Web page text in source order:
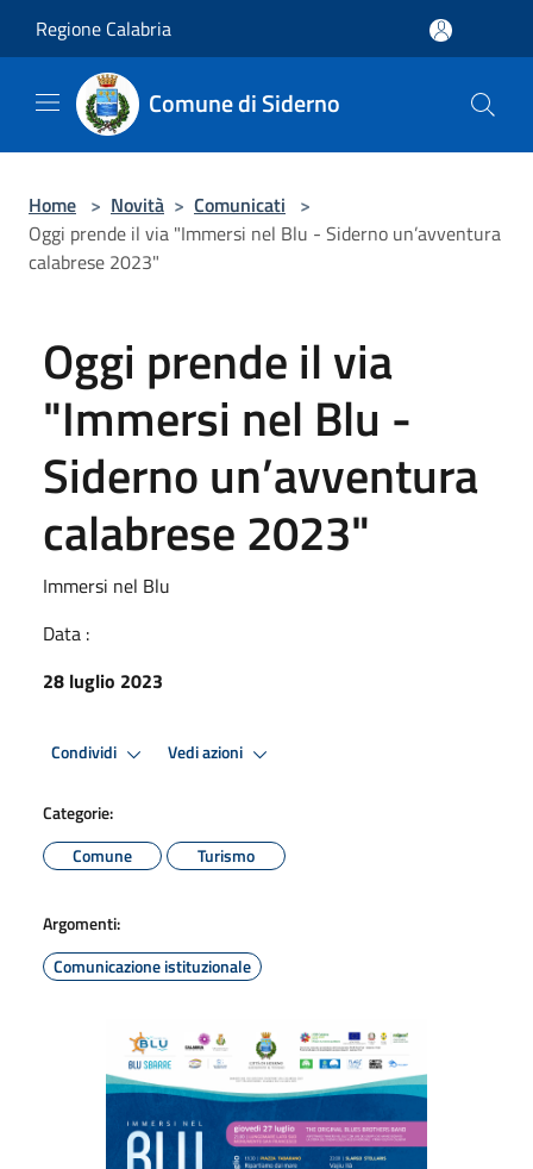
Regione Calabria
Comune di Siderno
Home > Novità > Comunicati >
Oggi prende il via "Immersi nel Blu - Siderno un’avventura
calabrese 2023"
Oggi prende il via
"Immersi nel Blu -
Siderno un’avventura
calabrese 2023"
Immersi nel Blu
Data :
28 luglio 2023
Condividi Vedi azioni
Categorie:
Comune
Turismo
Argomenti:
Comunicazione istituzionale